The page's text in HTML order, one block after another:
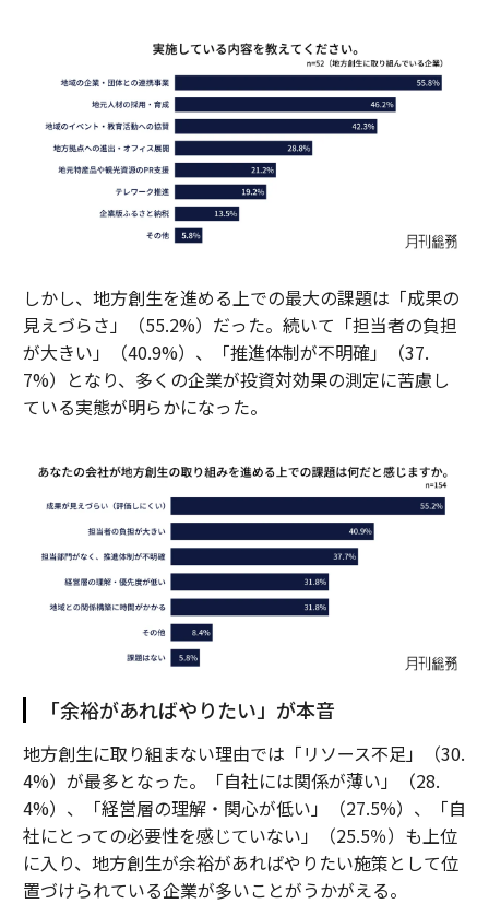
しかし、地方創生を進める上での最大の課題は「成果の
見えづらさ」（55.2%）だった。続いて「担当者の負担
が大きい」（40.9%）、「推進体制が不明確」（37.
7%）となり、多くの企業が投資対効果の測定に苦慮し
ている実態が明らかになった。
「余裕があればやりたい」が本音
地方創生に取り組まない理由では「リソース不足」（30.
4%）が最多となった。「自社には関係が薄い」（28.
4%）、「経営層の理解・関心が低い」（27.5%）、「自
社にとっての必要性を感じていない」（25.5％）も上位
に入り、地方創生が余裕があればやりたい施策として位
置づけられている企業が多いことがうかがえる。